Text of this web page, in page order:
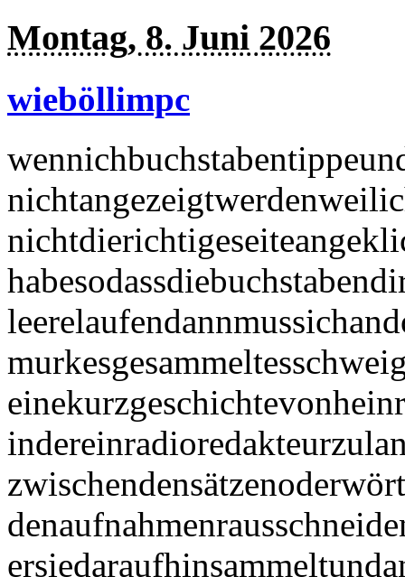
Montag, 8. Juni 2026
wieböllimpc